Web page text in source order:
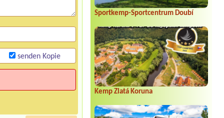
Sportkemp-Sportcentrum Doubí
Kemp Zlatá Koruna
senden Kopie